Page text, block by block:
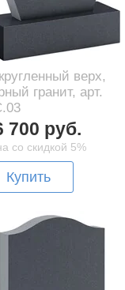
верх,
гранит, арт.
700 руб.
со скидкой 5%
Купить